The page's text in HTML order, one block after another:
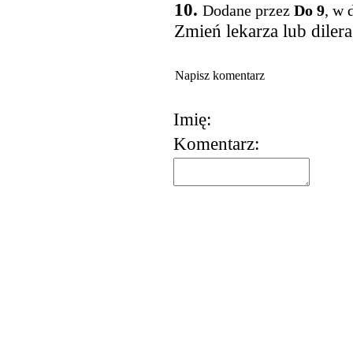
10. Dodane przez Do 9, w
Zmień lekarza lub
Napisz komentarz
Imię:
Komentarz: